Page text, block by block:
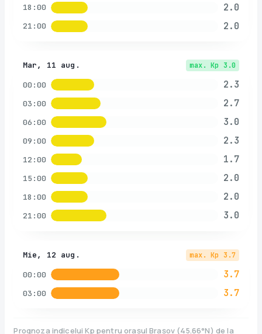
18:00 2.0
21:00 2.0
Mar, 11 aug. max. Kp 3.0
00:00 2.3
03:00 2.7
06:00 3.0
09:00 2.3
12:00 1.7
15:00 2.0
18:00 2.0
21:00 3.0
Mie, 12 aug. max. Kp 3.7
00:00 3.7
03:00 3.7
Prognoza indicelui Kp pentru orașul Brașov (45.66°N) de la